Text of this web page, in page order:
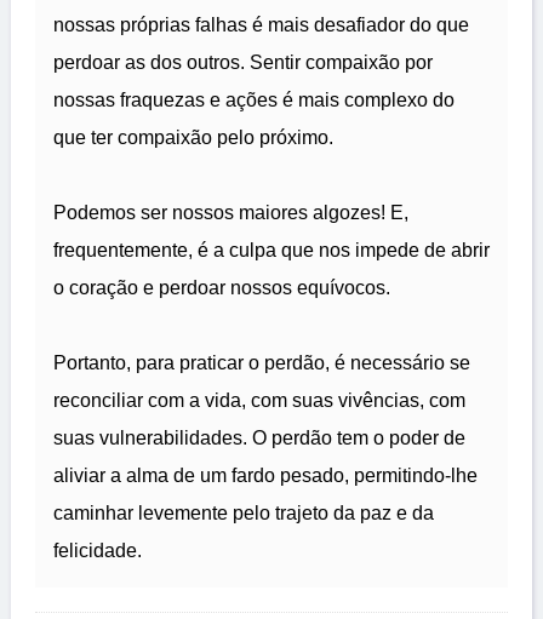
nossas próprias falhas é mais desafiador do que
perdoar as dos outros. Sentir compaixão por
nossas fraquezas e ações é mais complexo do
que ter compaixão pelo próximo.
Podemos ser nossos maiores algozes! E,
frequentemente, é a culpa que nos impede de abrir
o coração e perdoar nossos equívocos.
Portanto, para praticar o perdão, é necessário se
reconciliar com a vida, com suas vivências, com
suas vulnerabilidades. O perdão tem o poder de
aliviar a alma de um fardo pesado, permitindo-lhe
caminhar levemente pelo trajeto da paz e da
felicidade.